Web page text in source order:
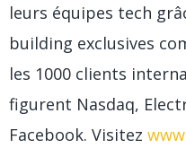
leurs équipes tech
building exclusives
les 1000 clients
figurent Nasdaq,
Facebook. Visitez